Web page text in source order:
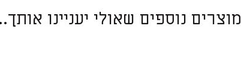
מוצרים נוספים שאולי יעניינו